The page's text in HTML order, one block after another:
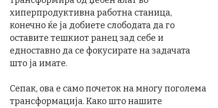
хиперпродуктивна работна станица,
конечно ќе ја добиете слободата да го
оставите тешкиот ранец зад себе и
едноставно да се фокусирате на задачата
што ја имате.
Сепак, ова е само почеток на многу поголема
трансформација. Како што нашите